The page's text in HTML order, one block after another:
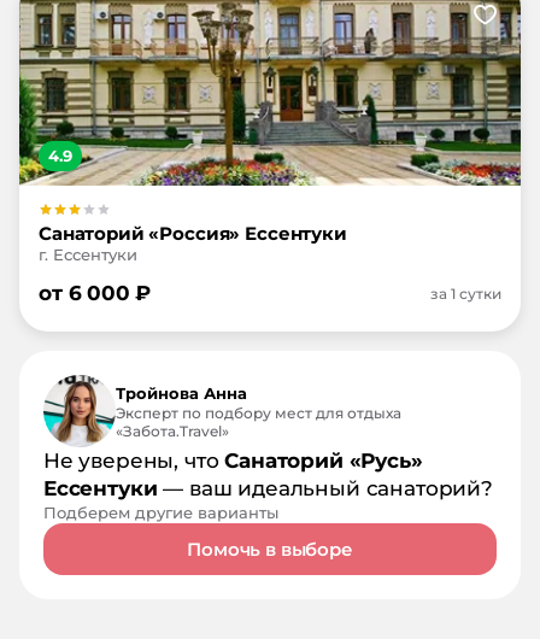
4.9
Санаторий «Россия» Ессентуки
г. Ессентуки
от 6 000 ₽ за 1 сутки
Тройнова Анна
Эксперт по подбору мест для отдыха
«Забота.Travel»
Не уверены, чтоСанаторий «Русь»
Ессентуки — ваш идеальный санаторий?
Подберем другие варианты
Помочь в выборе